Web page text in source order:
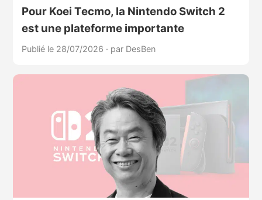
Pour Koei Tecmo, la Nintendo Switch 2
est une plateforme importante
Publié le 28/07/2026 · par DesBen